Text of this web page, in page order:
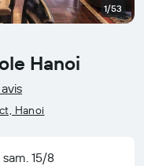
Hanoi
Hanoi
sam. 15/8
1/53